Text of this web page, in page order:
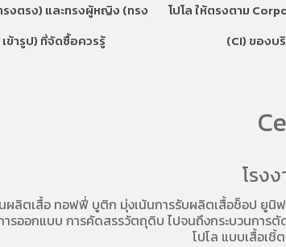
งตรง) และทรงผู้หญิง (ทรง
เข้ารูป) ที่จัดซื้อควรรู้
โปโล ให้ตรงตาม
(CI) ของบ
โรง
ผลิตเสื้อ ทอฟฟี่ บูติก มุ่งเน้นการรับผลิตเสื้อช็อป ยูนิ
รออกแบบ การคัดสรรวัตถุดิบ ไปจนถึงกระบวนการ
โปโล แบบเสื้อเชิ้